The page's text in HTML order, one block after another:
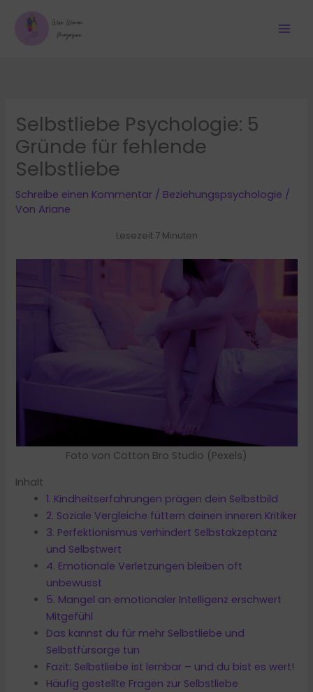
Inhalt
springen
Selbstliebe Psychologie: 5
Gründe für fehlende
Selbstliebe
Schreibe einen Kommentar / Beziehungspsychologie /
Von Ariane
Lesezeit 7 Minuten
Foto von Cotton Bro Studio (Pexels)
Inhalt
1. Kindheitserfahrungen prägen dein Selbstbild
2. Soziale Vergleiche füttern deinen inneren Kritiker
3. Perfektionismus verhindert Selbstakzeptanz
und Selbstwert
4. Emotionale Verletzungen bleiben oft
unbewusst
5. Mangel an emotionaler Intelligenz erschwert
Mitgefühl
Das kannst du für mehr Selbstliebe und
Selbstfürsorge tun
Fazit: Selbstliebe ist lernbar – und du bist es wert!
Häufig gestellte Fragen zur Selbstliebe